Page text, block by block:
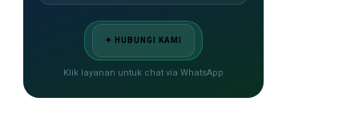
✦ HUBUNGI KAMI
Klik layanan untuk chat via WhatsApp